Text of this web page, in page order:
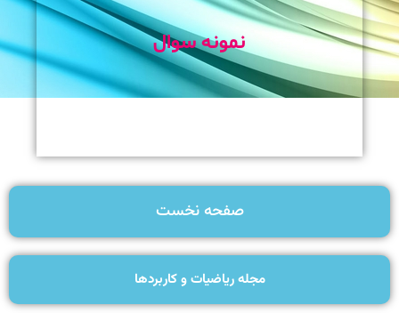
نمونه سوال
صفحه نخست
مجله ریاضیات و کاربردها